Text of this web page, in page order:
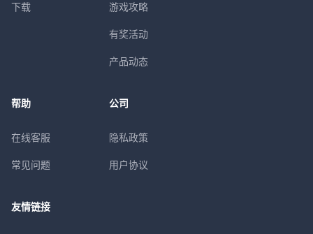
下载 游戏攻略
有奖活动
产品动态
帮助
在线客服
常见问题
公司
隐私政策
用户协议
友情链接